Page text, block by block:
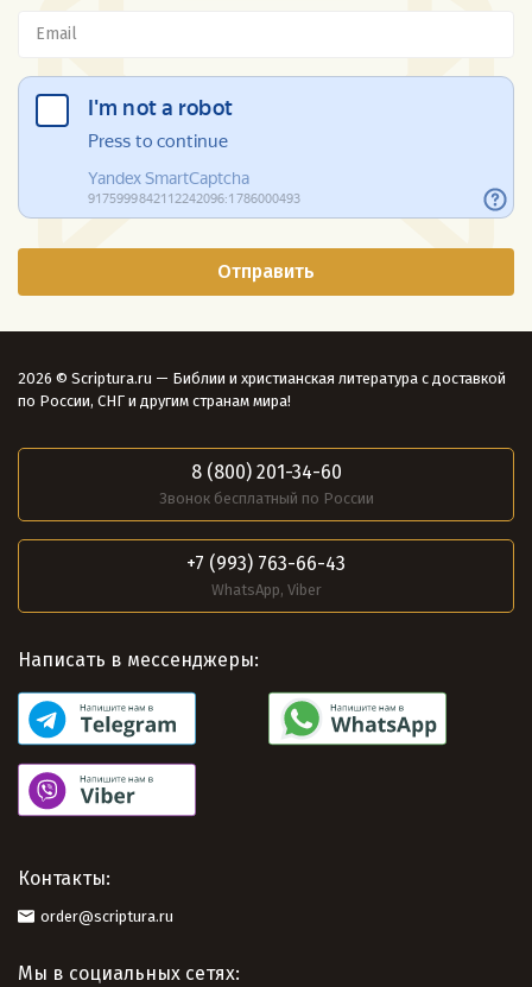
2026 © Scriptura.ru — Библии и христианская литература с доставкой
по России, СНГ и другим странам мира!
8 (800) 201-34-60
Звонок бесплатный по России
+7 (993) 763-66-43
WhatsApp, Viber
Написать в мессенджеры:
Контакты:
order@scriptura.ru
Мы в социальных сетях: